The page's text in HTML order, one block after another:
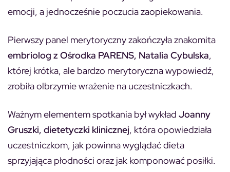
emocji, a jednocześnie poczucia zaopiekowania.
Pierwszy panel merytoryczny zakończyła znakomita
embriolog z Ośrodka PARENS, Natalia Cybulska,
której krótka, ale bardzo merytoryczna wypowiedź,
zrobiła olbrzymie wrażenie na uczestniczkach.
Ważnym elementem spotkania był wykład Joanny
Gruszki, dietetyczki klinicznej, która opowiedziała
uczestniczkom, jak powinna wyglądać dieta
sprzyjająca płodności oraz jak komponować posiłki.